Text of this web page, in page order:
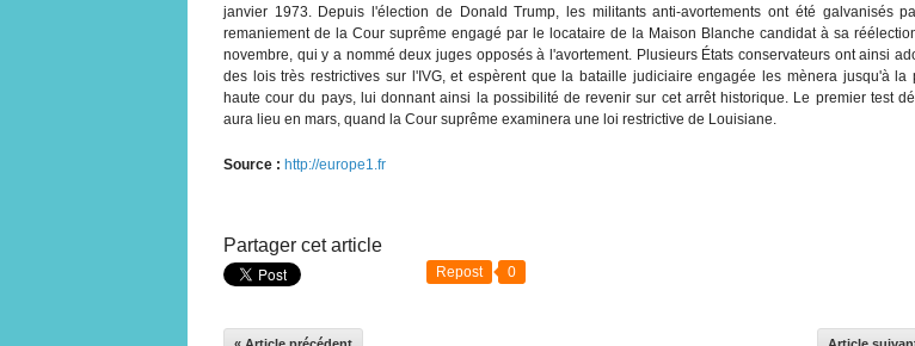
janvier 1973. Depuis l'élection de Donald Trump, les militants anti-avortements ont été galvanisés
remaniement de la Cour suprême engagé par le locataire de la Maison Blanche candidat à sa
novembre, qui y a nommé deux juges opposés à l'avortement. Plusieurs États conservateurs ont ainsi
des lois très restrictives sur l'IVG, et espèrent que la bataille judiciaire engagée les mènera jusqu'à la
haute cour du pays, lui donnant ainsi la possibilité de revenir sur cet arrêt historique. Le premier test
aura lieu en mars, quand la Cour suprême examinera une loi restrictive de Louisiane.
Source : http://europe1.fr
Partager cet article
Repost 0